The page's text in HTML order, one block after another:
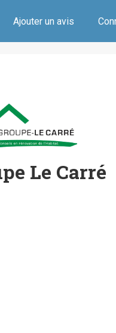
Ajouter un avis
Le Carré